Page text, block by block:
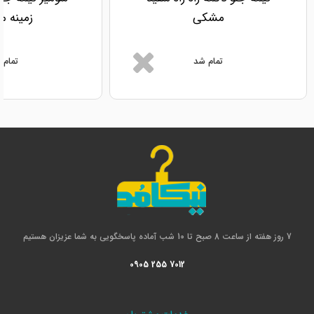
مشکی
تمام شد
7 روز هفته از ساعت 8 صبح تا 10 شب آماده پاسخگویی به شما عزیزان هستیم
0905 255 7012